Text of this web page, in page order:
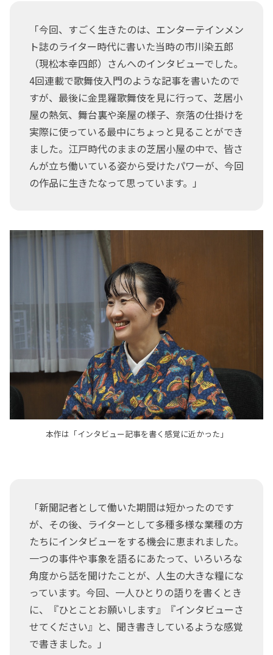
「今回、すごく生きたのは、エンターテインメン
ト誌のライター時代に書いた当時の市川染五郎
（現松本幸四郎）さんへのインタビューでした。
4回連載で歌舞伎入門のような記事を書いたので
すが、最後に金毘羅歌舞伎を見に行って、芝居小
屋の熱気、舞台裏や楽屋の様子、奈落の仕掛けを
実際に使っている最中にちょっと見ることができ
ました。江戸時代のままの芝居小屋の中で、皆さ
んが立ち働いている姿から受けたパワーが、今回
の作品に生きたなって思っています。」
本作は「インタビュー記事を書く感覚に近かった」
「新聞記者として働いた期間は短かったのです
が、その後、ライターとして多種多様な業種の方
たちにインタビューをする機会に恵まれました。
一つの事件や事象を語るにあたって、いろいろな
角度から話を聞けたことが、人生の大きな糧にな
っています。今回、一人ひとりの語りを書くとき
に、『ひとことお願いします』『インタビューさ
せてください』と、聞き書きしているような感覚
で書きました。」